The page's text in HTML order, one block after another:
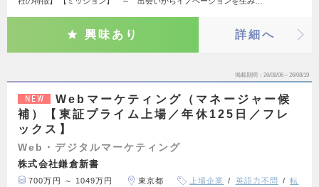
興味あり 詳細へ
掲載期間 26/08/06～26/08/19
NEW
Webマーケティング（マネージャー候
補）【東証プライム上場／年休125日／フレ
ックス】
Web・デジタルマーケティング
株式会社鎌倉新書
700万円 ～ 1049万円 東京都 上場企業 英語力不問
転